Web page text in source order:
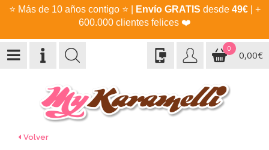
⭐ Más de 10 años contigo ⭐ Envío GRATIS desde 49€| +
600.000 clientes felices ❤️
0
0,00€
Volver